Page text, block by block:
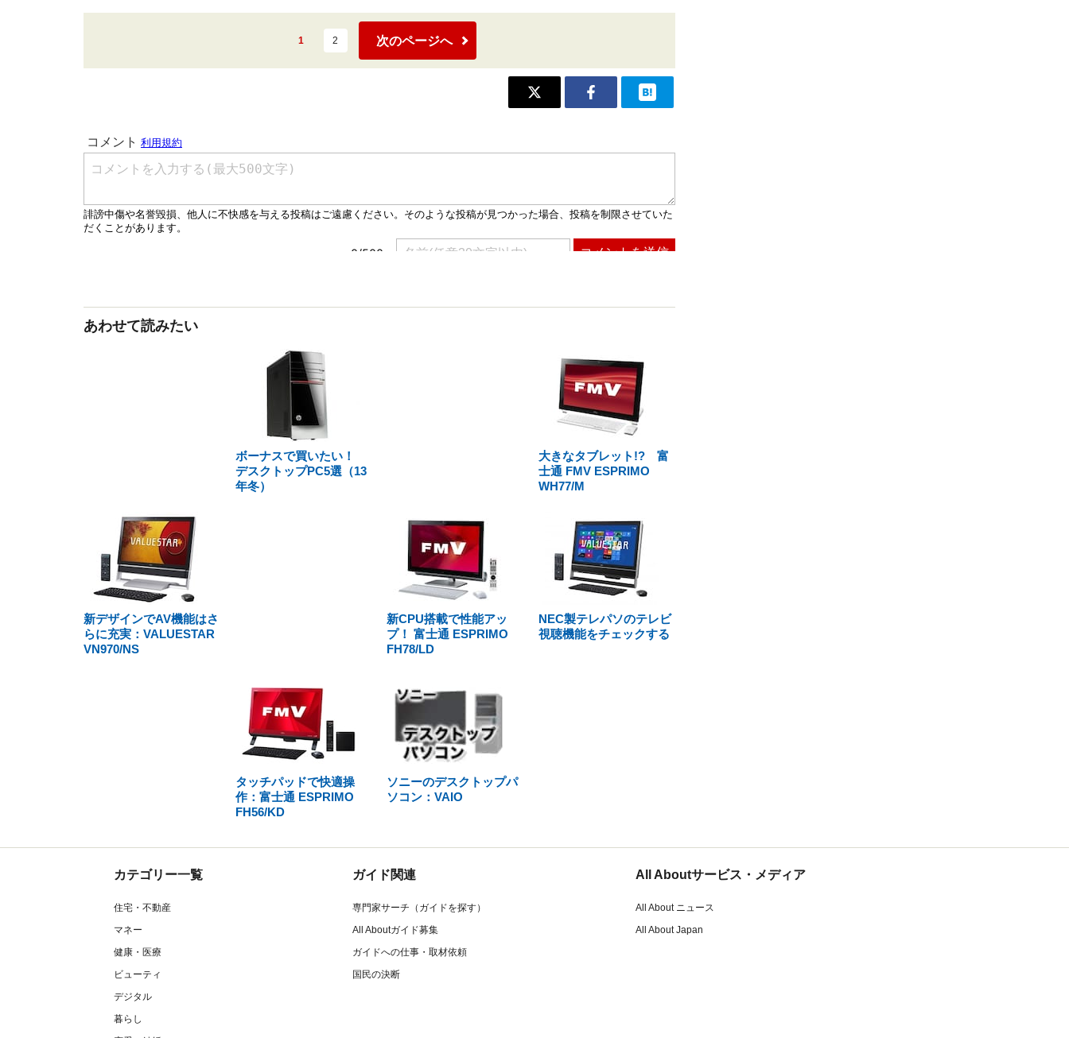
1 2 次のページへ
あわせて読みたい
ボーナスで買いたい！
デスクトップPC5選（13
年冬）
大きなタブレット!? 富
士通 FMV ESPRIMO
WH77/M
新デザインでAV機能はさ
らに充実：VALUESTAR
VN970/NS
新CPU搭載で性能アッ
プ！ 富士通 ESPRIMO
FH78/LD
NEC製テレパソのテレビ
視聴機能をチェックする
タッチパッドで快適操
作：富士通 ESPRIMO
FH56/KD
ソニーのデスクトップパ
ソコン：VAIO
カテゴリー一覧
住宅・不動産
マネー
健康・医療
ビューティ
デジタル
暮らし
ガイド関連
専門家サーチ（ガイドを探す）
All Aboutガイド募集
ガイドへの仕事・取材依頼
国民の決断
All Aboutサービス・メディア
All About ニュース
All About Japan